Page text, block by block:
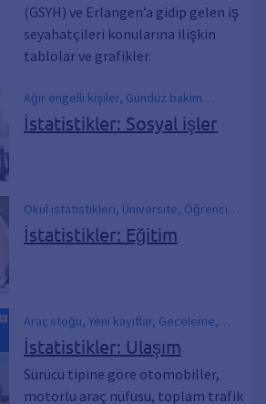
(GSYH) ve Erlangen’a gidip gelen iş
seyahatçileri konularına ilişkin
tablolar ve grafikler.
Ağır engelli kişiler, Gündüz bakım
merkezlerindeki çocuklar, Kreşler
İstatistikler: Sosyal işler
Okul istatistikleri, Üniversite, Öğrenci
sayıları
İstatistikler: Eğitim
Araç stoğu, Yeni kayıtlar, Geceleme,
Trafik kazaları, Bisiklet kazaları
İstatistikler: Ulaşım
Sürücü tipine göre otomobiller,
motorlu araç nüfusu, toplam trafik